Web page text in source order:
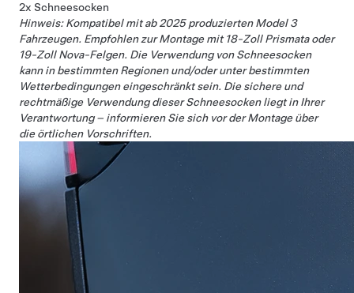
2x Schneesocken
Hinweis: Kompatibel mit ab 2025 produzierten Model 3
Fahrzeugen. Empfohlen zur Montage mit 18-Zoll Prismata oder
19-Zoll Nova-Felgen. Die Verwendung von Schneesocken
kann in bestimmten Regionen und/oder unter bestimmten
Wetterbedingungen eingeschränkt sein. Die sichere und
rechtmäßige Verwendung dieser Schneesocken liegt in Ihrer
Verantwortung – informieren Sie sich vor der Montage über
die örtlichen Vorschriften.